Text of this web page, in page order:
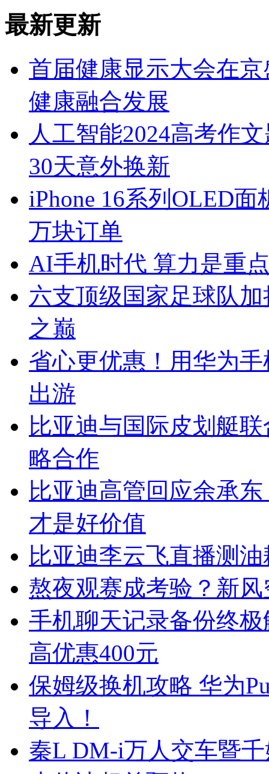
最新更新
首届健康显示大会在
健康融合发展
人工智能2024高考作
30天意外换新
iPhone 16系列OLED
万块订单
AI手机时代 算力是重
六支顶级国家足球队
之巅
省心更优惠！用华为
出游
比亚迪与国际皮划艇
略合作
比亚迪高管回应余承
才是好价值
比亚迪李云飞直播测
熬夜观赛成考验？新
手机聊天记录备份终
高优惠400元
保姆级换机攻略 华为
导入！
秦L DM-i万人交车暨